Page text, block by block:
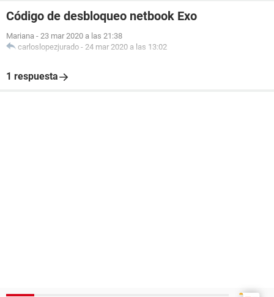
Código de desbloqueo netbook Exo
Mariana - 23 mar 2020 a las 21:38
carloslopezjurado - 24 mar 2020 a las 13:02
1 respuesta